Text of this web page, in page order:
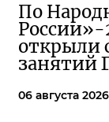
По
России»-
открыли
занятий
06 августа